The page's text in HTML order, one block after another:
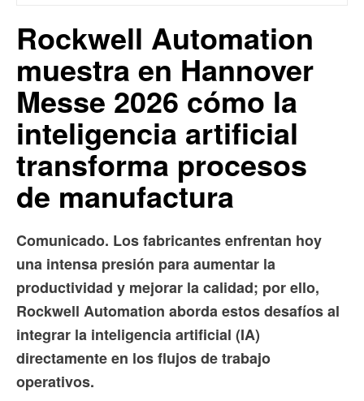
Rockwell Automation
muestra en Hannover
Messe 2026 cómo la
inteligencia artificial
transforma procesos
de manufactura
Comunicado. Los fabricantes enfrentan hoy
una intensa presión para aumentar la
productividad y mejorar la calidad; por ello,
Rockwell Automation aborda estos desafíos al
integrar la inteligencia artificial (IA)
directamente en los flujos de trabajo
operativos.